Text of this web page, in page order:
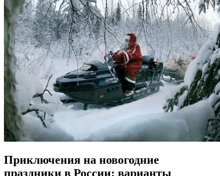
Приключения на новогодние
праздники в России: варианты